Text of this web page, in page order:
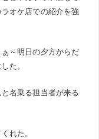
オケ店での紹介を強
～明日の夕方からだ
た。
名乗る担当者が来る
れた。